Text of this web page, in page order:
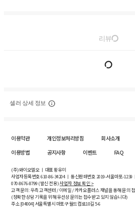
리뷰
셀러 상세 정보
이용약관 개인정보처리방침 회사소개
이용방법
공지사항 이벤트 FAQ
(주)와이오엘오 ㅣ 대표 황유미
사업자등록번호610-86-34204ㅣ 통신판매번호 2019-서울마포-1239
070-8676-8799 (발신 전용)사업자 정보 확인 >
고객 문의: 우측 고객센터 / 이메일 / 카카오플러스 채널을 통해 문의
(정확한 상담 기록을 위해 유선상 문의는 접수받고 있지 않습니다)
주소 [04004] 서울특별시 마포구 월드컵로10길5-6